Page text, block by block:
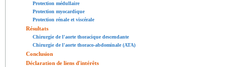
Protection médullaire
Protection myocardique
Protection rénale et viscérale
Résultats
Chirurgie de l'aorte thoracique descendante
Chirurgie de l'aorte thoraco-abdominale (ATA)
Conclusion
Déclaration de liens d'intérêts